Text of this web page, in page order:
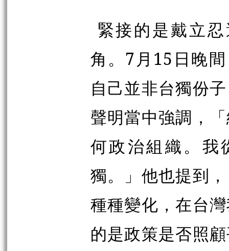
緊接的是戴立
角。7月15日晚
自己並非台獨份
聲明當中強調，
何政治組織。我
獨。」他也提到
種種變化，在台
的是政策是否照